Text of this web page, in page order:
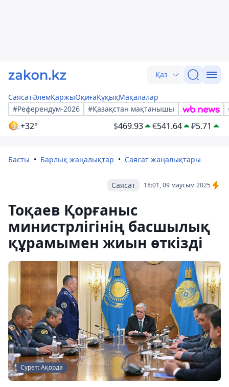
Қаз
СаясатӘлемҚаржыОқиғаҚұқықМақалалар
#Референдум-2026
#Қазақстан мақтанышы
+32° $469.93 €541.64 ₽5.71
Басты Барлық жаңалықтар Саясат жаңалықтары
18:01, 09 маусым 2025
Саясат
Тоқаев Қорғаныс
министрлігінің басшылық
құрамымен жиын өткізді
Сурет: Ақорда